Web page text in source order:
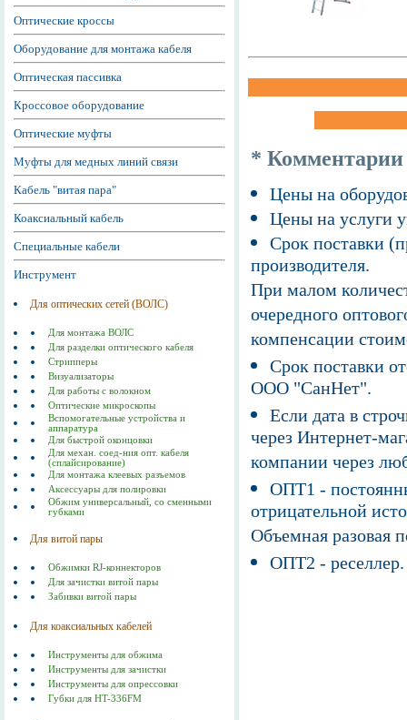
Оптические кроссы
Оборудование для монтажа кабеля
Оптическая пассивка
Кроссовое оборудование
Оптические муфты
Муфты для медных линий связи
Кабель "витая пара"
Коаксиальный кабель
Специальные кабели
Инструмент
Для оптических сетей (ВОЛС)
Для монтажа ВОЛС
Для разделки оптического кабеля
Стрипперы
Визуализаторы
Для работы с волокном
Оптические микроскопы
Вспомогательные устройства и
аппаратура
Для быстрой оконцовки
Для механ. соед-ния опт. кабеля
(сплайсирование)
Для монтажа клеевых разъемов
Аксессуары для полировки
Обжим универсальный, со сменными
губками
Для витой пары
Обжимки RJ-коннекторов
Для зачистки витой пары
Забивки витой пары
Для коаксиальных кабелей
Инструменты для обжима
Инструменты для зачистки
Инструменты для опрессовки
Губки для HT-336FM
* Комментарии
Цены на
Цены на услуги
Срок поставки
производителя.
При малом
очередного
компенсации
Срок поставки
ООО "СанНет".
Если дата в
через Интернет-
компании через
ОПТ1 -
отрицательной
Объемная разовая
ОПТ2 -